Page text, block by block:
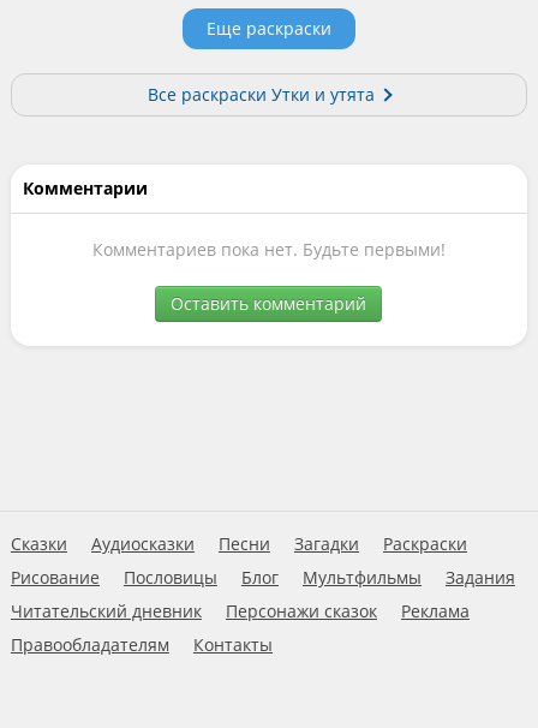
Еще раскраски
Все раскраски Утки и утята
Комментарии
Комментариев пока нет. Будьте первыми!
Оставить комментарий
Сказки Аудиосказки Песни Загадки
Раскраски
Рисование
Пословицы Блог Мультфильмы
Задания
Читательский дневник
Персонажи сказок
Реклама
Правообладателям
Контакты